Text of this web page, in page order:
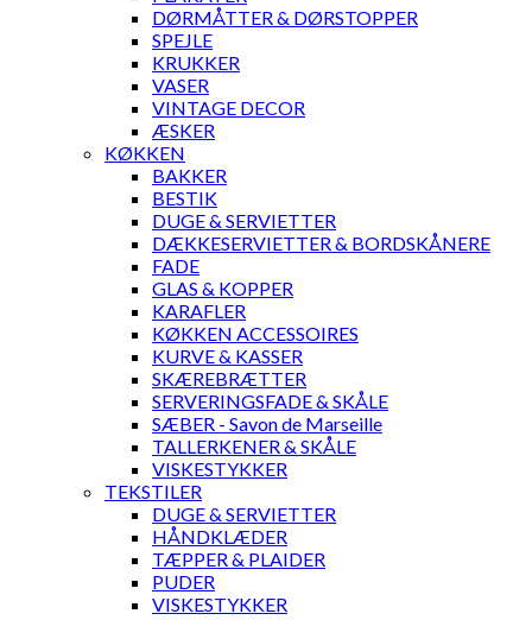
DØRMÅTTER & DØRSTOPPER
SPEJLE
KRUKKER
VASER
VINTAGE DECOR
ÆSKER
KØKKEN
BAKKER
BESTIK
DUGE & SERVIETTER
DÆKKESERVIETTER & BORDSKÅNERE
FADE
GLAS & KOPPER
KARAFLER
KØKKEN ACCESSOIRES
KURVE & KASSER
SKÆREBRÆTTER
SERVERINGSFADE & SKÅLE
SÆBER - Savon de Marseille
TALLERKENER & SKÅLE
VISKESTYKKER
TEKSTILER
DUGE & SERVIETTER
HÅNDKLÆDER
TÆPPER & PLAIDER
PUDER
VISKESTYKKER